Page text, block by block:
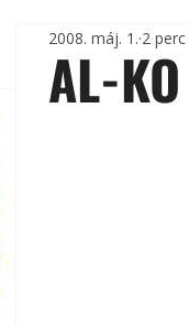
AL-
2008. máj. 1. 2